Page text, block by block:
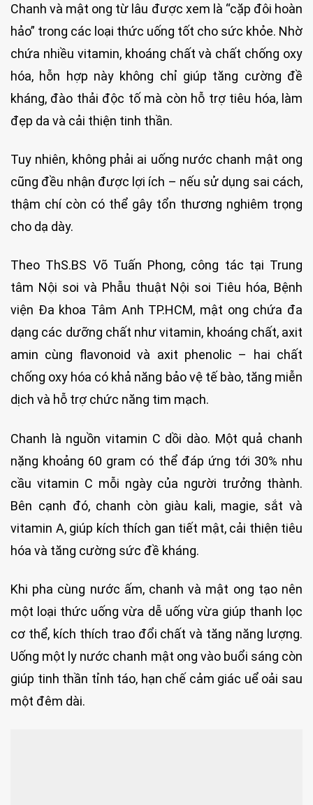
Chanh và mật ong từ lâu được xem là “cặp đôi hoàn
hảo” trong các loại thức uống tốt cho sức khỏe. Nhờ
chứa nhiều vitamin, khoáng chất và chất chống oxy
hóa, hỗn hợp này không chỉ giúp tăng cường đề
kháng, đào thải độc tố mà còn hỗ trợ tiêu hóa, làm
đẹp da và cải thiện tinh thần.
Tuy nhiên, không phải ai uống nước chanh mật ong
cũng đều nhận được lợi ích – nếu sử dụng sai cách,
thậm chí còn có thể gây tổn thương nghiêm trọng
cho dạ dày.
Theo ThS.BS Võ Tuấn Phong, công tác tại Trung
tâm Nội soi và Phẫu thuật Nội soi Tiêu hóa, Bệnh
viện Đa khoa Tâm Anh TP.HCM, mật ong chứa đa
dạng các dưỡng chất như vitamin, khoáng chất, axit
amin cùng flavonoid và axit phenolic – hai chất
chống oxy hóa có khả năng bảo vệ tế bào, tăng miễn
dịch và hỗ trợ chức năng tim mạch.
Chanh là nguồn vitamin C dồi dào. Một quả chanh
nặng khoảng 60 gram có thể đáp ứng tới 30% nhu
cầu vitamin C mỗi ngày của người trưởng thành.
Bên cạnh đó, chanh còn giàu kali, magie, sắt và
vitamin A, giúp kích thích gan tiết mật, cải thiện tiêu
hóa và tăng cường sức đề kháng.
Khi pha cùng nước ấm, chanh và mật ong tạo nên
một loại thức uống vừa dễ uống vừa giúp thanh lọc
cơ thể, kích thích trao đổi chất và tăng năng lượng.
Uống một ly nước chanh mật ong vào buổi sáng còn
giúp tinh thần tỉnh táo, hạn chế cảm giác uể oải sau
một đêm dài.